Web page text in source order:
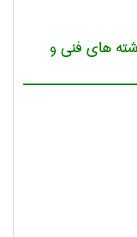
های فنی و